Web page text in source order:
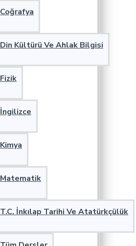
Coğrafya
Din Kültürü Ve Ahlak Bilgisi
Fizik
İngilizce
Kimya
Matematik
T.C. İnkılap Tarihi Ve Atatürkçülük